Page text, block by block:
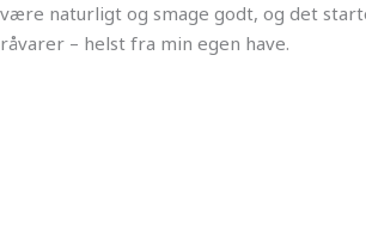
være naturligt og smage godt, og det
råvarer – helst fra min egen have.